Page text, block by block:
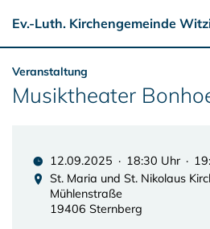
Ev.-Luth. Kirchengemeinde
Veranstaltung
Musiktheater
12.09.2025 · 18:30 Uhr ·
St. Maria und St. Nikolaus
Mühlenstraße
19406 Sternberg